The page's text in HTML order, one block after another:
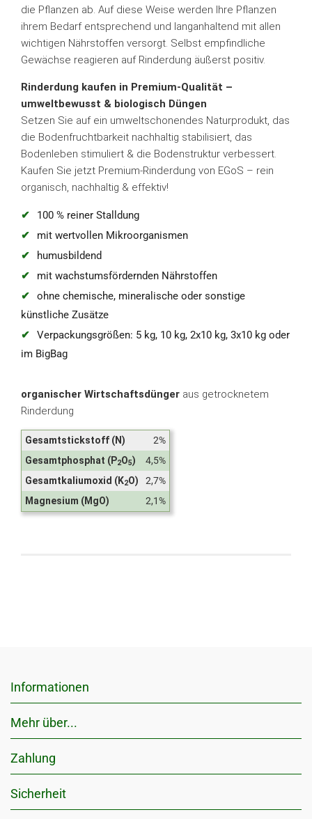
die Pflanzen ab. Auf diese Weise werden Ihre Pflanzen
ihrem Bedarf entsprechend und langanhaltend mit allen
wichtigen Nährstoffen versorgt. Selbst empfindliche
Gewächse reagieren auf Rinderdung äußerst positiv.
Rinderdung kaufen in Premium-Qualität –
umweltbewusst & biologisch Düngen
Setzen Sie auf ein umweltschonendes Naturprodukt, das
die Bodenfruchtbarkeit nachhaltig stabilisiert, das
Bodenleben stimuliert & die Bodenstruktur verbessert.
Kaufen Sie jetzt Premium-Rinderdung von EGoS – rein
organisch, nachhaltig & effektiv!
100 % reiner Stalldung
mit wertvollen Mikroorganismen
humusbildend
mit wachstumsfördernden Nährstoffen
ohne chemische, mineralische oder sonstige
künstliche Zusätze
Verpackungsgrößen: 5 kg, 10 kg, 2x10 kg, 3x10 kg oder
im BigBag
organischer Wirtschaftsdünger aus getrocknetem
Rinderdung
Gesamtstickstoff (N)
2%
Gesamtphosphat (P2O5)
4,5%
Gesamtkaliumoxid (K2O)
2,7%
Magnesium (MgO)
2,1%
Informationen
Mehr über...
Zahlung
Sicherheit